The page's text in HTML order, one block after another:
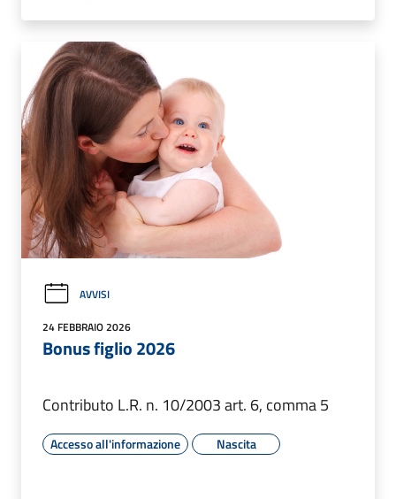
AVVISI
24 FEBBRAIO 2026
Bonus figlio 2026
Contributo L.R. n. 10/2003 art. 6, comma 5
Accesso all'informazione Nascita